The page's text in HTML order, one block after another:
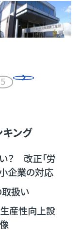
5
ング
？ 改正「労
企業の対応
扱い
産性向上設